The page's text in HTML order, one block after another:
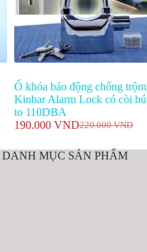
Ổ khóa báo động chống trộm
Kinbar Alarm Lock có còi hú
to 110DBA
220.000VND
Giá
là:
190.000 VNDGiá
tại
DANH MỤC SẢN PHẨM